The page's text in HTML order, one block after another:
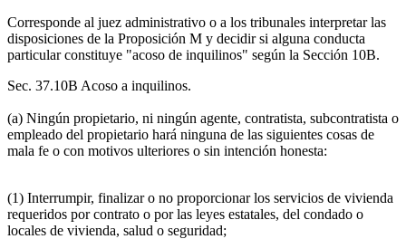
Corresponde al juez administrativo o a los tribunales interpretar las
disposiciones de la Proposición M y decidir si alguna conducta
particular constituye "acoso de inquilinos" según la Sección 10B.
Sec. 37.10B Acoso a inquilinos.
(a) Ningún propietario, ni ningún agente, contratista, subcontratista o
empleado del propietario hará ninguna de las siguientes cosas de
mala fe o con motivos ulteriores o sin intención honesta:
(1) Interrumpir, finalizar o no proporcionar los servicios de vivienda
requeridos por contrato o por las leyes estatales, del condado o
locales de vivienda, salud o seguridad;